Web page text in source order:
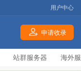
用户中心
申请收录
站群服务器 海外